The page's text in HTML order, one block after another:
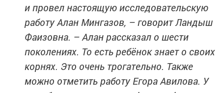
и провел настоящую исследовательскую
работу Алан Мингазов, – говорит Ландыш
Фаизовна. – Алан рассказал о шести
поколениях. То есть ребёнок знает о своих
корнях. Это очень трогательно. Также
можно отметить работу Егора Авилова. У